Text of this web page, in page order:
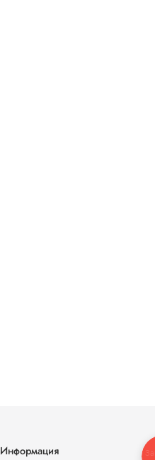
Информация